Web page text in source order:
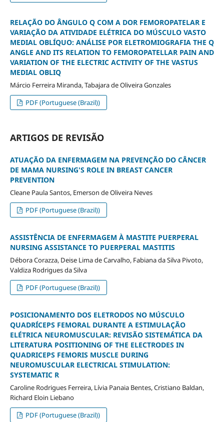
RELAÇÃO DO ÂNGULO Q COM A DOR FEMOROPATELAR E
VARIAÇÃO DA ATIVIDADE ELÉTRICA DO MÚSCULO VASTO
MEDIAL OBLÍQUO: ANÁLISE POR ELETROMIOGRAFIA THE Q
ANGLE AND ITS RELATION TO FEMOROPATELLAR PAIN AND
VARIATION OF THE ELECTRIC ACTIVITY OF THE VASTUS
MEDIAL OBLIQ
Márcio Ferreira Miranda, Tabajara de Oliveira Gonzales
PDF (Portuguese (Brazil))
ARTIGOS DE REVISÃO
ATUAÇÃO DA ENFERMAGEM NA PREVENÇÃO DO CÂNCER
DE MAMA NURSING'S ROLE IN BREAST CANCER
PREVENTION
Cleane Paula Santos, Emerson de Oliveira Neves
PDF (Portuguese (Brazil))
ASSISTÊNCIA DE ENFERMAGEM À MASTITE PUERPERAL
NURSING ASSISTANCE TO PUERPERAL MASTITIS
Débora Corazza, Deise Lima de Carvalho, Fabiana da Silva Pivoto,
Valdiza Rodrigues da Silva
PDF (Portuguese (Brazil))
POSICIONAMENTO DOS ELETRODOS NO MÚSCULO
QUADRÍCEPS FEMORAL DURANTE A ESTIMULAÇÃO
ELÉTRICA NEUROMUSCULAR: REVISÃO SISTEMÁTICA DA
LITERATURA POSITIONING OF THE ELECTRODES IN
QUADRICEPS FEMORIS MUSCLE DURING
NEUROMUSCULAR ELECTRICAL STIMULATION:
SYSTEMATIC R
Caroline Rodrigues Ferreira, Lívia Panaia Bentes, Cristiano Baldan,
Richard Eloin Liebano
PDF (Portuguese (Brazil))